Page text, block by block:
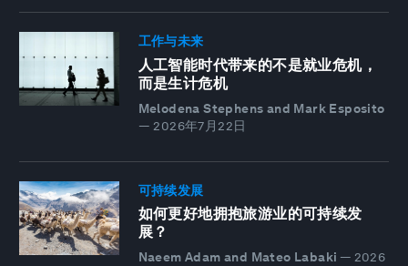
工作与未来
人工智能时代带来的不是就业危机，
而是生计危机
Melodena Stephens and Mark Esposito
— 2026年7月22日
可持续发展
如何更好地拥抱旅游业的可持续发
展？
Naeem Adam and Mateo Labaki — 2026